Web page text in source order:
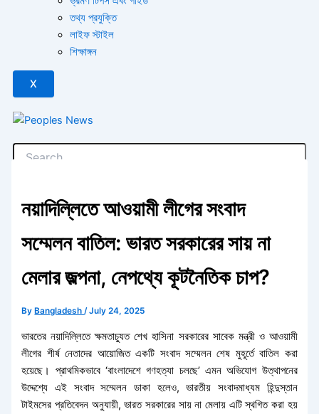
তথ্য প্রযুক্তি
লাইফ স্টাইল
শিক্ষাঙ্গন
X
নয়াদিল্লিতে আওয়ামী লীগের সংবাদ
সম্মেলন বাতিল: ভারত সরকারের সায় না
মেলার জল্পনা, নেপথ্যে কূটনৈতিক চাপ?
By Bangladesh/July 24, 2025
ভারতের নয়াদিল্লিতে ক্ষমতাচ্যুত শেখ হাসিনা সরকারের সাবেক মন্ত্রী ও আওয়ামী
লীগের শীর্ষ নেতাদের আয়োজিত একটি সংবাদ সম্মেলন শেষ মুহূর্তে বাতিল করা
হয়েছে। প্রাথমিকভাবে ‘বাংলাদেশে গণহত্যা চলছে’ এমন অভিযোগ উত্থাপনের
উদ্দেশ্যে এই সংবাদ সম্মেলন ডাকা হলেও, ভারতীয় সংবাদমাধ্যম হিন্দুস্তান
টাইমসের প্রতিবেদন অনুযায়ী, ভারত সরকারের সায় না মেলায় এটি স্থগিত করা হয়